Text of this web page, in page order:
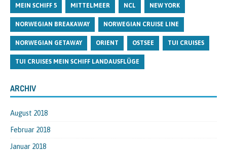
MEIN SCHIFF 5 MITTELMEER NCL NEW YORK
NORWEGIAN BREAKAWAY NORWEGIAN CRUISE LINE
NORWEGIAN GETAWAY ORIENT OSTSEE TUI CRUISES
TUI CRUISES MEIN SCHIFF LANDAUSFLÜGE
ARCHIV
August 2018
Februar 2018
Januar 2018